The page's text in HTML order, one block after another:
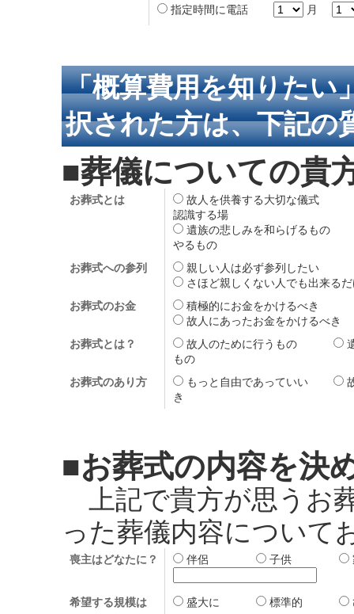
指定時間に電話
月
「概算費用を知りたい
択された方は、下記の
■葬儀についての貴
お葬式とは
故人を供養する大切な儀
認識する場
遺族の悲しみを和らげるも
やるもの
お葬式への参列
親しい人は必ず参列した
さほど親しくない人でも出来
お葬式のお金
積極的にお金をかけるべ
故人にあったお金をかける
お葬式とは？
故人のために行うもの
もの
お葬式のあり方
もっと自由であっていい
き
■お葬式の内容を決
上記で貴方が思うお
った葬儀内容について
喪主はどなたに？ 伴侶 子供
希望する規模は 盛大に 標準的